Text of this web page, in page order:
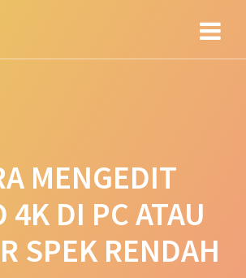
MENGEDIT
4K DI PC ATAU
SPEK RENDAH